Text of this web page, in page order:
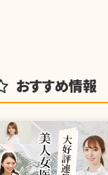
おすすめ情報